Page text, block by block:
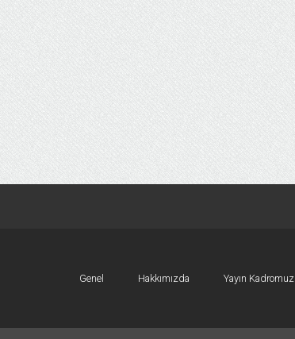
Genel Hakkımızda Yayın Kadromuz